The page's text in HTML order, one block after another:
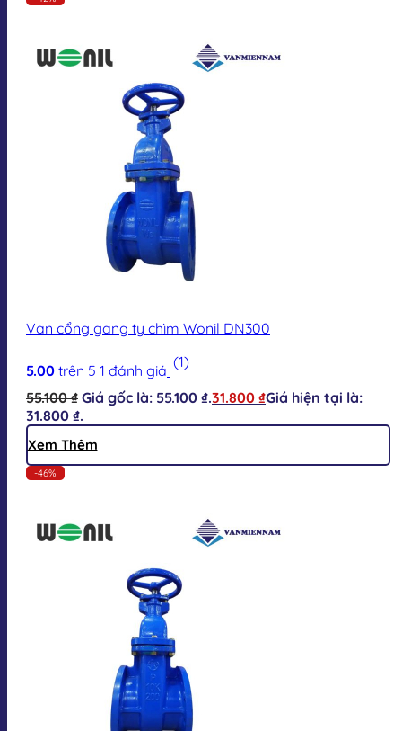
Van cổng gang ty chìm Wonil DN300
5.00 trên 5 1 đánh giá (1)
55.100₫ Giá gốc là: 55.100 ₫.31.800 ₫Giá hiện tại là:
31.800 ₫.
Xem Thêm
-46%